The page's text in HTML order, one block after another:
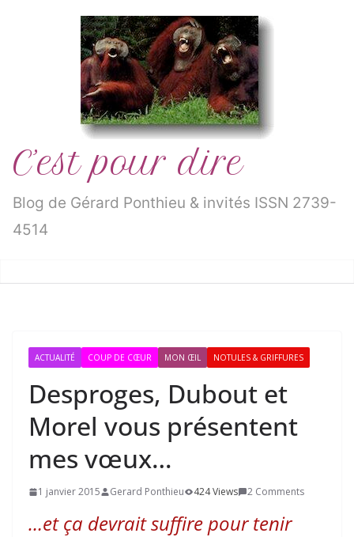
C’est pour dire
Blog de Gérard Ponthieu & invités ISSN 2739-
4514
ACTUALITÉ COUP DE CŒUR MON ŒIL NOTULES & GRIFFURES
Desproges, Dubout et
Morel vous présentent
mes vœux…
1 janvier 2015 Gerard Ponthieu 424 Views 2 Comments
…et ça devrait suffire pour tenir